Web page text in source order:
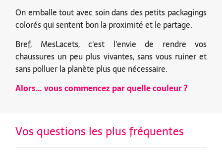
On emballe tout avec soin dans des petits packagings
colorés qui sentent bon la proximité et le partage.
Bref, MesLacets, c'est l'envie de rendre vos
chaussures un peu plus vivantes, sans vous ruiner et
sans polluer la planète plus que nécessaire.
Alors… vous commencez par quelle couleur ?
Vos questions les plus fréquentes